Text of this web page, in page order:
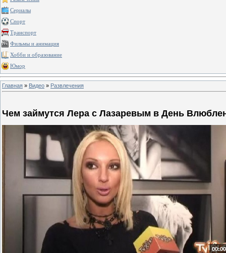
Сериалы
Спорт
Транспорт
Фильмы и анимация
Хобби и образование
Юмор
Главная » Видео » Развлечения
Чем займутся Лера с Лазаревым в День